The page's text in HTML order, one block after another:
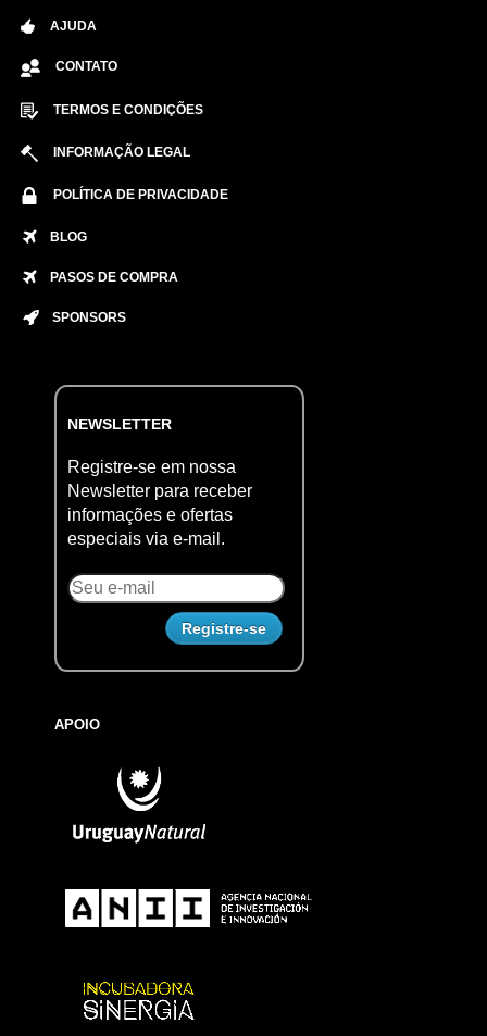
AJUDA
CONTATO
TERMOS E CONDIÇÕES
INFORMAÇÃO LEGAL
POLÍTICA DE PRIVACIDADE
BLOG
PASOS DE COMPRA
SPONSORS
NEWSLETTER
Registre-se em nossa
Newsletter para receber
informações e ofertas
especiais via e-mail.
APOIO